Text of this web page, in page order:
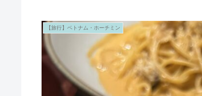
【旅行】ベトナム・ホーチミン